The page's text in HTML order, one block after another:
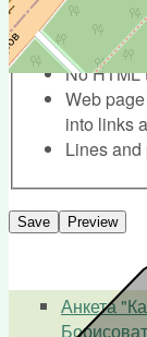
Plain text
No HTML
Web
into links
Lines and
Анкета